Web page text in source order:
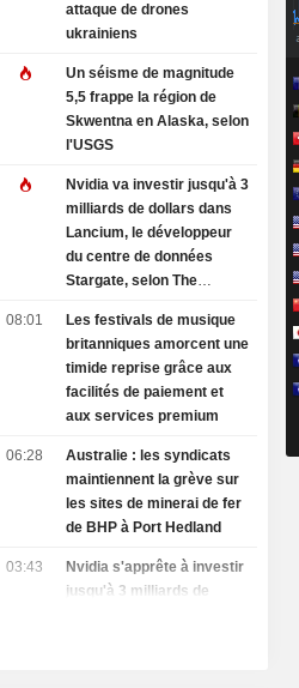
attaque de drones
ukrainiens
Un séisme de magnitude
5,5 frappe la région de
Skwentna en Alaska, selon
l'USGS
Nvidia va investir jusqu'à 3
milliards de dollars dans
Lancium, le développeur
du centre de données
Stargate, selon The
08:01
Les festivals de musique
britanniques amorcent une
timide reprise grâce aux
facilités de paiement et
aux services premium
06:28
Australie : les syndicats
maintiennent la grève sur
les sites de minerai de fer
de BHP à Port Hedland
03:43
Nvidia s'apprête à investir
jusqu'à 3 milliards de